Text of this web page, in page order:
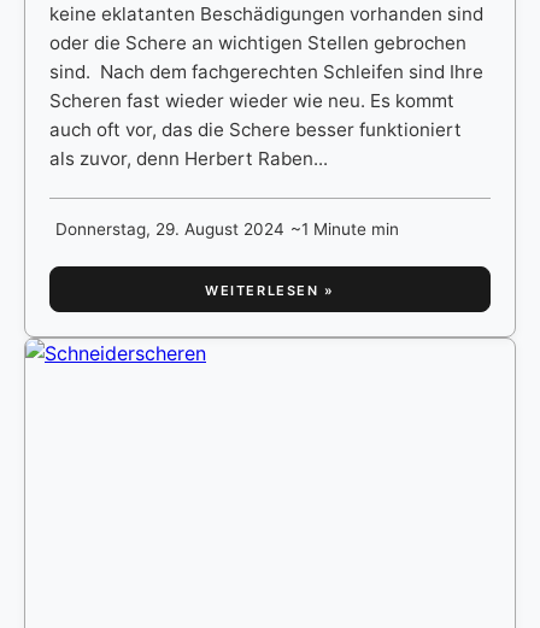
keine eklatanten Beschädigungen vorhanden sind
oder die Schere an wichtigen Stellen gebrochen
sind. Nach dem fachgerechten Schleifen sind Ihre
Scheren fast wieder wieder wie neu. Es kommt
auch oft vor, das die Schere besser funktioniert
als zuvor, denn Herbert Raben...
Donnerstag, 29. August 2024 ~1 Minute min
WEITERLESEN »